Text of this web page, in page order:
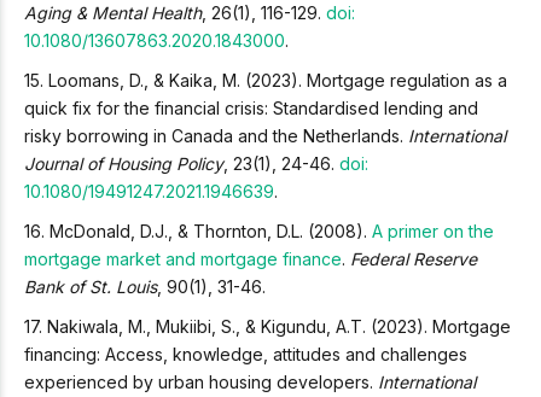
Aging & Mental Health, 26(1), 116-129. doi:
10.1080/13607863.2020.1843000.
15. Loomans, D., & Kaika, M. (2023). Mortgage regulation as a
quick fix for the financial crisis: Standardised lending and
risky borrowing in Canada and the Netherlands. International
Journal of Housing Policy, 23(1), 24-46. doi:
10.1080/19491247.2021.1946639.
16. McDonald, D.J., & Thornton, D.L. (2008). A primer on the
mortgage market and mortgage finance. Federal Reserve
Bank of St. Louis, 90(1), 31-46.
17. Nakiwala, M., Mukiibi, S., & Kigundu, A.T. (2023). Mortgage
financing: Access, knowledge, attitudes and challenges
experienced by urban housing developers. International